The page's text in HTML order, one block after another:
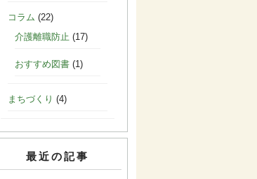
コラム (22)
介護離職防止 (17)
おすすめ図書 (1)
まちづくり (4)
最近の記事